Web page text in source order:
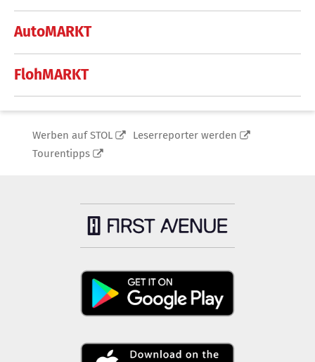
AutoMARKT
FlohMARKT
Werben auf STOL
Leserreporter werden
Tourentipps